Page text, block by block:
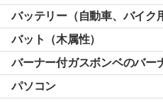
バッテリー（自動車、バイク
バット（木属性）
バーナー付ガスボンベのバー
パソコン